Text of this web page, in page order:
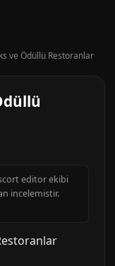
ve Ödüllü Restoranlar
editor ekibi
incelemistir.